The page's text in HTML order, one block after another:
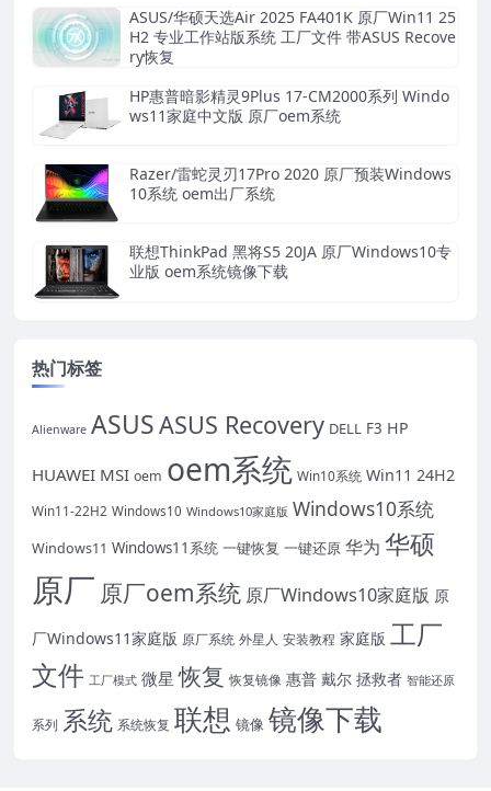
ASUS/华硕天选Air 2025 FA401K 原厂Win11 25
H2 专业工作站版系统 工厂文件 带ASUS Recove
ry恢复
HP惠普暗影精灵9Plus 17-CM2000系列 Windo
ws11家庭中文版 原厂oem系统
Razer/雷蛇灵刃17Pro 2020 原厂预装Windows
10系统 oem出厂系统
联想ThinkPad 黑将S5 20JA 原厂Windows10专
业版 oem系统镜像下载
热门标签
Alienware ASUSASUS Recovery DELL F3 HP
HUAWEI MSI oem oem系统 Win10系统 Win11 24H2
Win11-22H2 Windows10 Windows10家庭版 Windows10系统
Windows11 Windows11系统 一键恢复 一键还原 华为 华硕
原厂 原厂oem系统 原厂Windows10家庭版 原
厂Windows11家庭版 原厂系统 外星人 安装教程 家庭版 工厂
文件 工厂模式 微星 恢复 恢复镜像 惠普 戴尔 拯救者 智能还原
系列 系统 系统恢复 联想 镜像 镜像下载